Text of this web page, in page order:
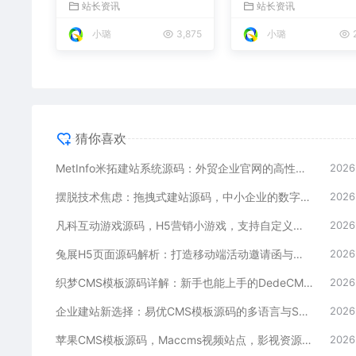
省心落地
站长资讯
小璐 3,875
站长资讯
小璐
猜你喜欢
MetInfo米拓建站系统源码：外贸企业官网的高性价比之选，内置SEO省心落地
摆脱技术焦虑：拖拽式建站源码，中小企业的数字化捷径
凡科互动游戏源码，H5营销小游戏，支持自定义奖品与分享
兔展H5页面源码解析：打造移动端活动邀请函与宣传页的利器
织梦CMS模板源码详解：新手也能上手的DedeCMS二次开发与建站指南
企业建站新选择：易优CMS模板源码的多语言与SEO优势
苹果CMS模板源码，Maccms视频站点，影视资源站模板首选